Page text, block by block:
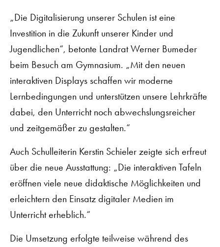
„Die Digitalisierung unserer Schulen ist eine
Investition in die Zukunft unserer Kinder und
Jugendlichen“, betonte Landrat Werner Bumeder
beim Besuch am Gymnasium. „Mit den neuen
interaktiven Displays schaffen wir moderne
Lernbedingungen und unterstützen unsere Lehrkräfte
dabei, den Unterricht noch abwechslungsreicher
und zeitgemäßer zu gestalten.“
Auch Schulleiterin Kerstin Schieler zeigte sich erfreut
über die neue Ausstattung: „Die interaktiven Tafeln
eröffnen viele neue didaktische Möglichkeiten und
erleichtern den Einsatz digitaler Medien im
Unterricht erheblich.“
Die Umsetzung erfolgte teilweise während des